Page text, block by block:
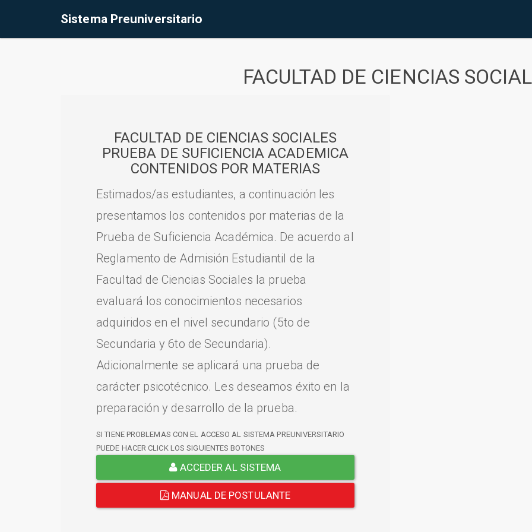
Sistema Preuniversitario
FACULTAD DE CIENCIAS
FACULTAD DE CIENCIAS SOCIALES
PRUEBA DE SUFICIENCIA ACADEMICA
CONTENIDOS POR MATERIAS
Estimados/as estudiantes, a continuación les
presentamos los contenidos por materias de la
Prueba de Suficiencia Académica. De acuerdo al
Reglamento de Admisión Estudiantil de la
Facultad de Ciencias Sociales la prueba
evaluará los conocimientos necesarios
adquiridos en el nivel secundario (5to de
Secundaria y 6to de Secundaria).
Adicionalmente se aplicará una prueba de
carácter psicotécnico. Les deseamos éxito en la
preparación y desarrollo de la prueba.
SI TIENE PROBLEMAS CON EL ACCESO AL SISTEMA PREUNIVERSITARIO
PUEDE HACER CLICK LOS SIGUIENTES BOTONES
ACCEDER AL SISTEMA
MANUAL DE POSTULANTE